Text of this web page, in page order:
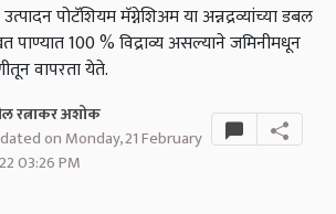
पोटॅशियम मॅग्नेशिअम या अन्नद्रव्यांच्या डबल
100 % विद्राव्य असल्याने जमिनीमधून
वापरता येते.
रत्नाकर अशोक
on Monday, 21 February
03:26 PM